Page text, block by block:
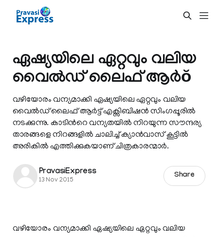
ഏഷ്യയിലെ ഏറ്റവും വലിയ
വൈല്‍ഡ്‌ ലൈഫ് ആര്‍ŏ
വഴിയോരം വന്യമാക്കി ഏഷ്യയിലെ ഏറ്റവും വലിയ
വൈല്‍ഡ്‌ ലൈഫ് ആര്‍ട്ട്‌ എക്സിബിഷന്‍ സിംഗപ്പൂരില്‍
നടക്കുന്നു. കാടിന്‍റെ വന്യതയില്‍ നിറയുന്ന സൗന്ദര്യ
താരങ്ങളെ നിറങ്ങളില്‍ ചാലിച്ച് ക്യാന്‍വാസ് കൂട്ടില്‍
അരികില്‍ എത്തിക്കുകയാണ് ചിത്രകാരന്മാര്‍.
PravasiExpress
13 Nov 2015
Share
വഴിയോരം വന്യമാക്കി ഏഷ്യയിലെ ഏറ്റവും വലിയ